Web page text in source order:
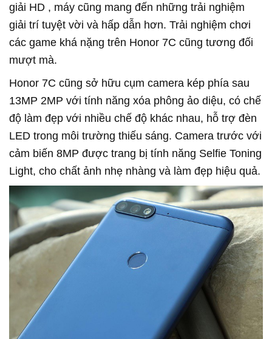
giải HD , máy cũng mang đến những trải nghiệm
giải trí tuyệt vời và hấp dẫn hơn. Trải nghiệm chơi
các game khá nặng trên Honor 7C cũng tương đối
mượt mà.
Honor 7C cũng sở hữu cụm camera kép phía sau
13MP 2MP với tính năng xóa phông ảo diệu, có chế
độ làm đẹp với nhiều chế độ khác nhau, hỗ trợ đèn
LED trong môi trường thiếu sáng. Camera trước với
cảm biến 8MP được trang bị tính năng Selfie Toning
Light, cho chất ảnh nhẹ nhàng và làm đẹp hiệu quả.